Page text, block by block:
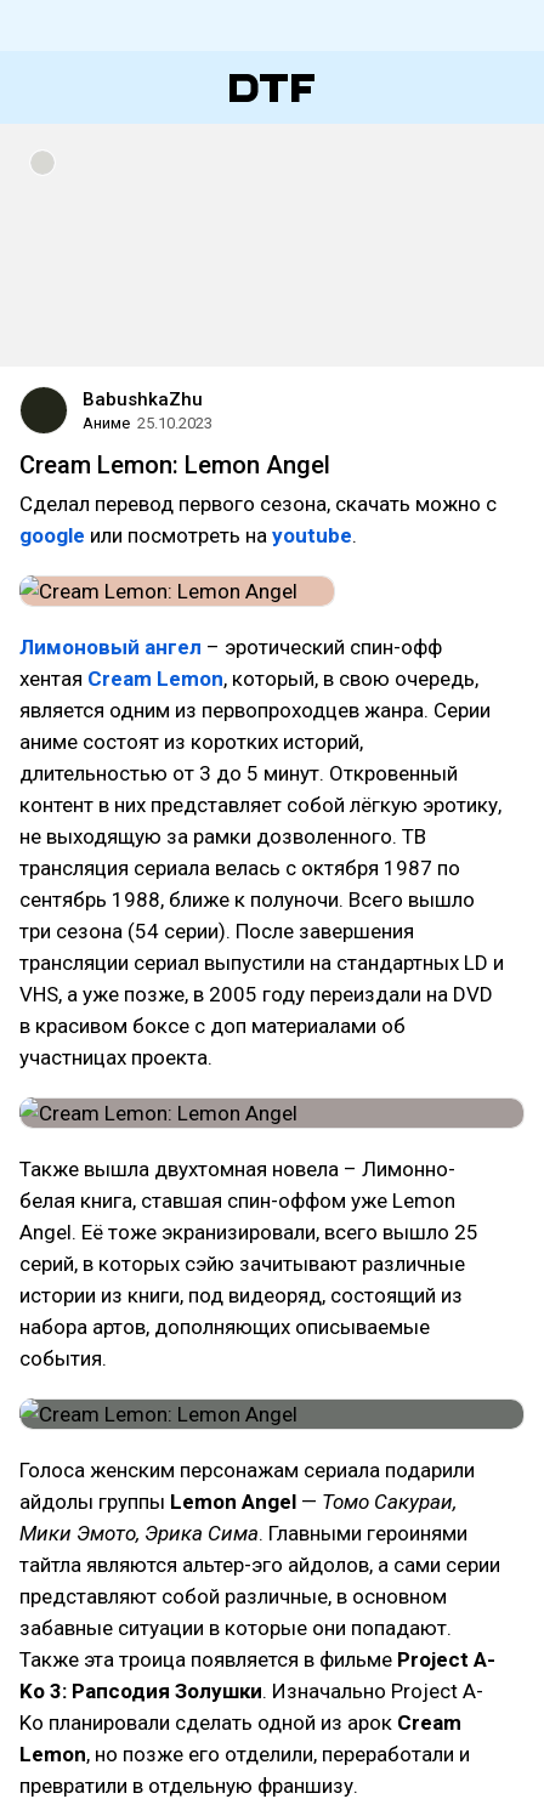
BabushkaZhu
Аниме 25.10.2023
Cream Lemon: Lemon Angel
Сделал перевод первого сезона, скачать можно с
google или посмотреть на youtube.
Лимоновый ангел – эротический спин-офф
хентая Cream Lemon, который, в свою очередь,
является одним из первопроходцев жанра. Серии
аниме состоят из коротких историй,
длительностью от 3 до 5 минут. Откровенный
контент в них представляет собой лёгкую эротику,
не выходящую за рамки дозволенного. ТВ
трансляция сериала велась с октября 1987 по
сентябрь 1988, ближе к полуночи. Всего вышло
три сезона (54 серии). После завершения
трансляции сериал выпустили на стандартных LD и
VHS, а уже позже, в 2005 году переиздали на DVD
в красивом боксе с доп материалами об
участницах проекта.
Также вышла двухтомная новела – Лимонно-
белая книга, ставшая спин-оффом уже Lemon
Angel. Её тоже экранизировали, всего вышло 25
серий, в которых сэйю зачитывают различные
истории из книги, под видеоряд, состоящий из
набора артов, дополняющих описываемые
события.
Голоса женским персонажам сериала подарили
айдолы группы Lemon Angel — Томо Сакураи,
Мики Эмото, Эрика Сима. Главными героинями
тайтла являются альтер-эго айдолов, а сами серии
представляют собой различные, в основном
забавные ситуации в которые они попадают.
Также эта троица появляется в фильме Project A-
Ko 3: Рапсодия Золушки. Изначально Project A-
Ko планировали сделать одной из арок Cream
Lemon, но позже его отделили, переработали и
превратили в отдельную франшизу.